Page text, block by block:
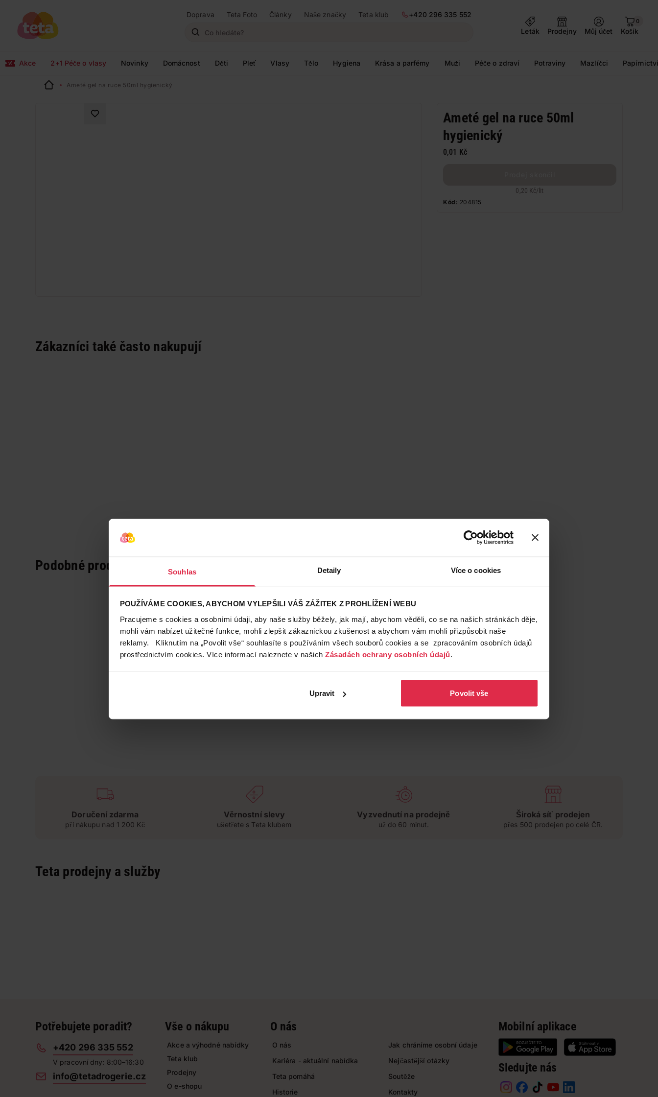
Souhlas Detaily Více o cookies
POUŽÍVÁME COOKIES, ABYCHOM VYLEPŠILI VÁŠ ZÁŽITEK Z PROHLÍŽENÍ WEBU
Pracujeme s cookies a osobními údaji, aby naše služby běžely, jak mají, abychom věděli, co se na našich stránkách děje,
mohli vám nabízet užitečné funkce, mohli zlepšit zákaznickou zkušenost a abychom vám mohli přizpůsobit naše
reklamy. Kliknutím na „Povolit vše“ souhlasíte s používáním všech souborů cookies a se zpracováním osobních údajů
prostřednictvím cookies. Více informací naleznete v našich Zásadách ochrany osobních údajů.
Upravit Povolit vše
Doprava Teta Foto Články Naše značky Teta klub
+420 296 335 552
Leták
Prodejny Můj účet
0
Košík
Akce 2+1 Péče o vlasy Novinky Domácnost Děti Pleť Vlasy Tělo Hygiena Krása a parfémy Muži Péče o zdraví Potraviny Mazlíčci
Ameté gel na ruce 50ml hygienický
Ameté gel na ruce 50ml
hygienický
0,01 Kč
0,20 Kč/ lit
Kód: 204815
Zákazníci také často nakupují
Podobné produkty
Doručení zdarma
při nákupu nad 1 200 Kč
Věrnostní slevy
ušetřete s Teta klubem
Vyzvednutí na prodejně
už do 60 minut.
Široká síť prodejen
přes 500 prodejen po celé ČR.
Teta prodejny a služby
Potřebujete poradit?
+420 296 335 552
V pracovní dny: 8:00–16:30
info@tetadrogerie.cz
Vše o nákupu
Akce a výhodné nabídky
Teta klub
Prodejny
O e-shopu
O nás
O nás
Kariéra - aktuální nabídka
Teta pomáhá
Historie
Jak chráníme osobní údaje
Nejčastější otázky
Soutěže
Kontakty
Mobilní aplikace
Sledujte nás